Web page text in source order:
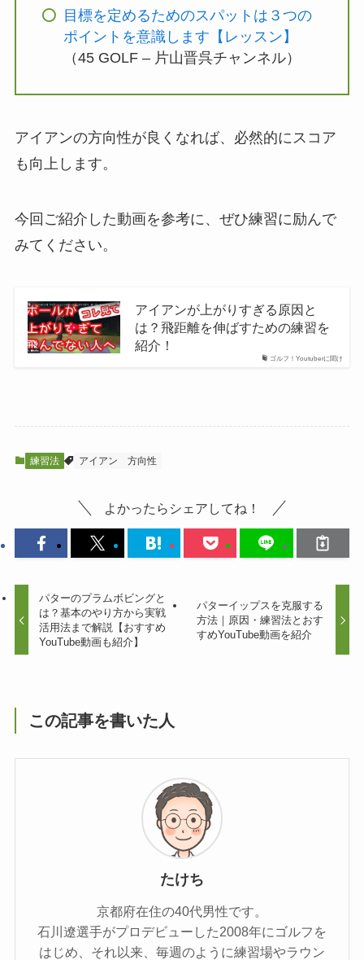
目標を定めるためのスパットは３つの
ポイントを意識します【レッスン】
（45 GOLF – 片山晋呉チャンネル）
アイアンの方向性が良くなれば、必然的にスコア
も向上します。
今回ご紹介した動画を参考に、ぜひ練習に励んで
みてください。
ゴルフ！Youtuberに聞け
アイアンが上がりすぎる原因と
は？飛距離を伸ばすための練習を
紹介！
練習法 アイアン 方向性
よかったらシェアしてね！
パターのプラムボビングと
は？基本のやり方から実戦
活用法まで解説【おすすめ
YouTube動画も紹介】
パターイップスを克服する
方法｜原因・練習法とおす
すめYouTube動画を紹介
この記事を書いた人
たけち
京都府在住の40代男性です。
石川遼選手がプロデビューした2008年にゴルフを
はじめ、それ以来、毎週のように練習場やラウン